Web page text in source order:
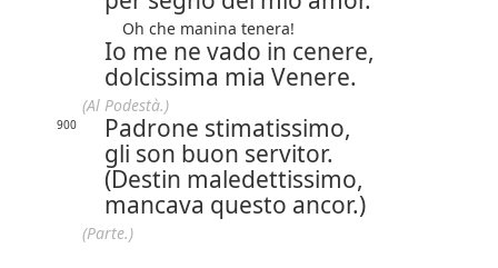
Oh che manina tenera!
Io me ne vado in cenere,
dolcissima mia Venere.
(Al Podestà.)
900
Padrone stimatissimo,
gli son buon servitor.
(Destin maledettissimo,
mancava questo ancor.)
(Parte.)